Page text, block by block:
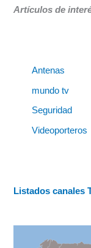
Artículos de
Antenas
mundo tv
Seguridad
Videoporteros
Listados canales